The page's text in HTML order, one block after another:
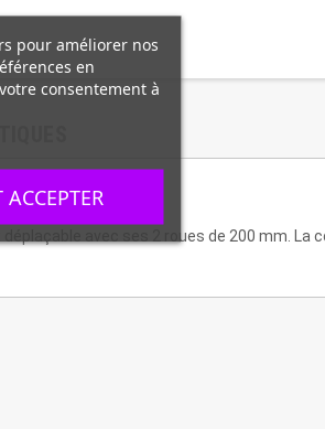
avec ses 2 roues de 200 mm. La
pour améliorer nos
en
consentement à